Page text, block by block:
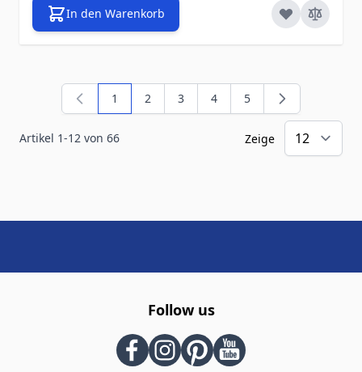
In den Warenkorb
Artikel 1-12 von 66
Sie lesen gerade die Seite
1 Seite
2 Seite
3 Seite
4 Seite
5
Zeige
Follow us